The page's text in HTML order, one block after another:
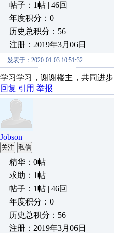
帖子：1帖 | 46回
年度积分：0
历史总积分：56
注册：2019年3月06日
发表于：2020-01-03 10:51:32
学习学习，谢谢楼主，共同进步
回复 引用 举报
Jobson
关注 私信
精华：0帖
求助：1帖
帖子：1帖 | 46回
年度积分：0
历史总积分：56
注册：2019年3月06日